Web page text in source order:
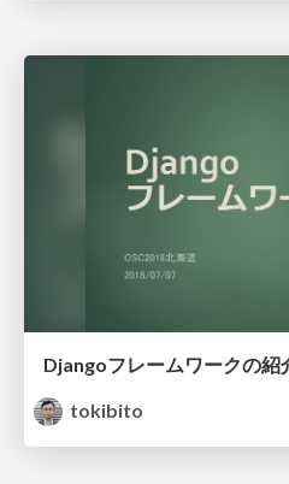
Djangoフレームワークの紹
tokibito